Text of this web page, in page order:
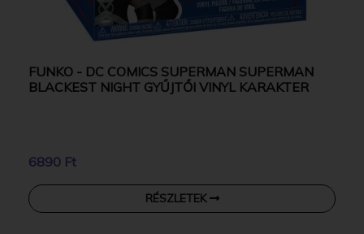
FUNKO - DC COMICS SUPERMAN SUPERMAN
BLACKEST NIGHT GYŰJTŐI VINYL KARAKTER
6890 Ft
RÉSZLETEK